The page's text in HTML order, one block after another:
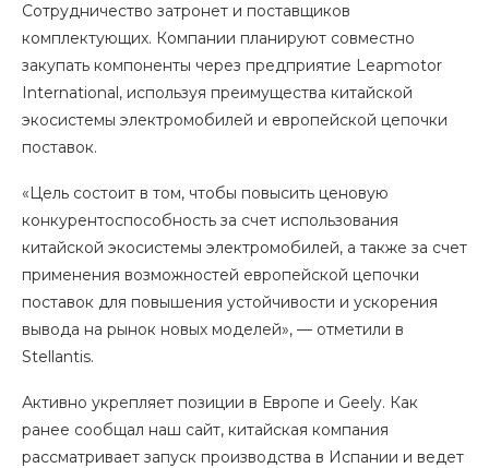
Сотрудничество затронет и поставщиков
комплектующих. Компании планируют совместно
закупать компоненты через предприятие Leapmotor
International, используя преимущества китайской
экосистемы электромобилей и европейской цепочки
поставок.
«Цель состоит в том, чтобы повысить ценовую
конкурентоспособность за счет использования
китайской экосистемы электромобилей, а также за счет
применения возможностей европейской цепочки
поставок для повышения устойчивости и ускорения
вывода на рынок новых моделей», — отметили в
Stellantis.
Активно укрепляет позиции в Европе и Geely. Как
ранее сообщал наш сайт, китайская компания
рассматривает запуск производства в Испании и ведет